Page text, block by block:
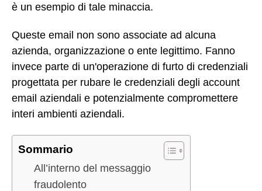
è un esempio di tale minaccia.
Queste email non sono associate ad alcuna
azienda, organizzazione o ente legittimo. Fanno
invece parte di un'operazione di furto di credenziali
progettata per rubare le credenziali degli account
email aziendali e potenzialmente compromettere
interi ambienti aziendali.
Sommario
All’interno del messaggio
fraudolento